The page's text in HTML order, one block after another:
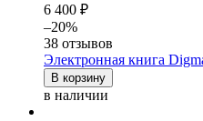
6 400 ₽
–20%
38 отзывов
Электронная книга
В корзину
в наличии